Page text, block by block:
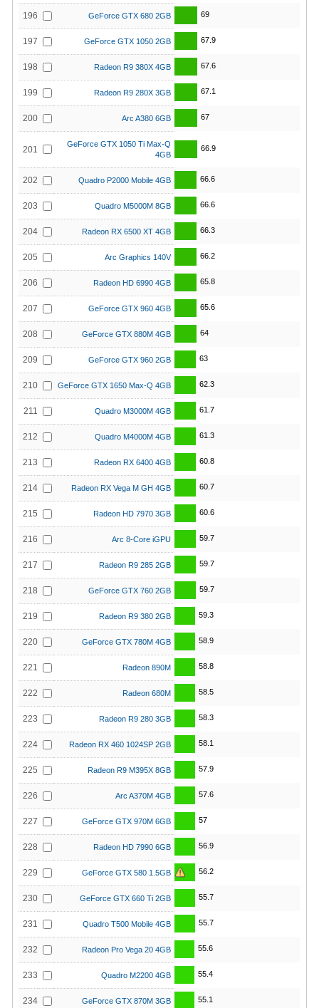
196 GeForce GTX 680 2GB 69
197 GeForce GTX 1050 2GB 67.9
198 Radeon R9 380X 4GB 67.6
199 Radeon R9 280X 3GB 67.1
200 Arc A380 6GB 67
201
GeForce GTX 1050 Ti Max-Q
4GB
66.9
202 Quadro P2000 Mobile 4GB 66.6
203 Quadro M5000M 8GB 66.6
204 Radeon RX 6500 XT 4GB 66.3
205 Arc Graphics 140V 66.2
206 Radeon HD 6990 4GB 65.8
207 GeForce GTX 960 4GB 65.6
208 GeForce GTX 880M 4GB 64
209 GeForce GTX 960 2GB 63
210 GeForce GTX 1650 Max-Q 4GB 62.3
211 Quadro M3000M 4GB 61.7
212 Quadro M4000M 4GB 61.3
213 Radeon RX 6400 4GB 60.8
214 Radeon RX Vega M GH 4GB 60.7
215 Radeon HD 7970 3GB 60.6
216 Arc 8-Core iGPU 59.7
217 Radeon R9 285 2GB 59.7
218 GeForce GTX 760 2GB 59.7
219 Radeon R9 380 2GB 59.3
220 GeForce GTX 780M 4GB 58.9
221 Radeon 890M 58.8
222 Radeon 680M 58.5
223 Radeon R9 280 3GB 58.3
224 Radeon RX 460 1024SP 2GB 58.1
225 Radeon R9 M395X 8GB 57.9
226 Arc A370M 4GB 57.6
227 GeForce GTX 970M 6GB 57
228 Radeon HD 7990 6GB 56.9
229 GeForce GTX 580 1.5GB 56.2
230 GeForce GTX 660 Ti 2GB 55.7
231 Quadro T500 Mobile 4GB 55.7
232 Radeon Pro Vega 20 4GB 55.6
233 Quadro M2200 4GB 55.4
234 GeForce GTX 870M 3GB 55.1